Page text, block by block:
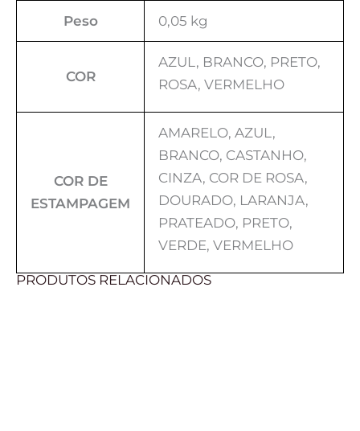
Peso 0,05 kg
COR
AZUL, BRANCO, PRETO,
ROSA, VERMELHO
COR DE
ESTAMPAGEM
AMARELO, AZUL,
BRANCO, CASTANHO,
CINZA, COR DE ROSA,
DOURADO, LARANJA,
PRATEADO, PRETO,
VERDE, VERMELHO
PRODUTOS RELACIONADOS